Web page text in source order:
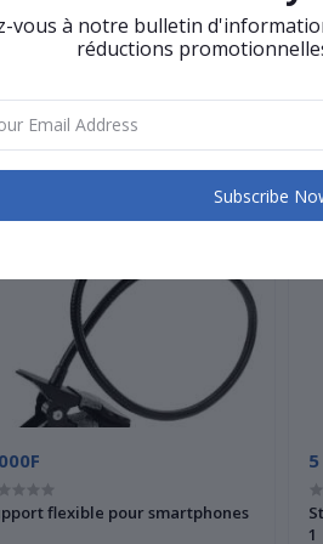
flexible pour smartphones
1
vous à notre bulletin
réductions
Subscribe